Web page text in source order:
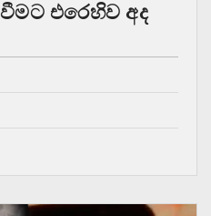
එරෙහිව අද